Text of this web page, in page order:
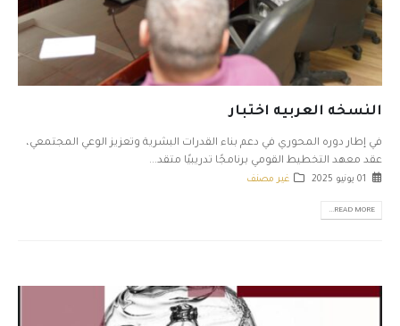
النسخه العربيه اختبار
في إطار دوره المحوري في دعم بناء القدرات البشرية وتعزيز الوعي المجتمعي،
عقد معهد التخطيط القومي برنامجًا تدريبيًا متقد...
01 يونيو 2025 غير مصنف
READ MORE...